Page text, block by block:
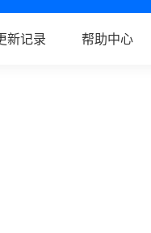
新记录 帮助中心